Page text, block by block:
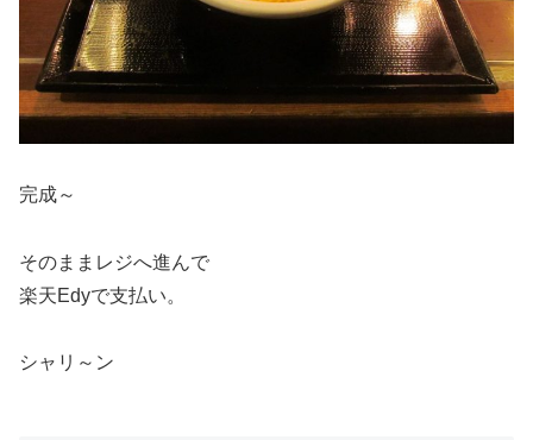
完成～
そのままレジへ進んで
楽天Edyで支払い。
シャリ～ン